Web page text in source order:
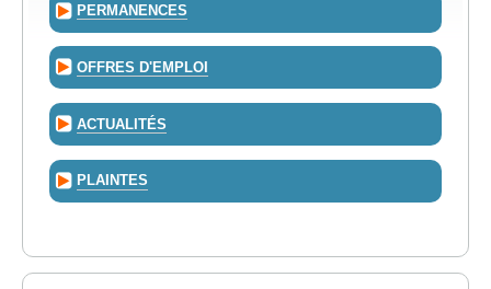
PERMANENCES
OFFRES D'EMPLOI
ACTUALITÉS
PLAINTES